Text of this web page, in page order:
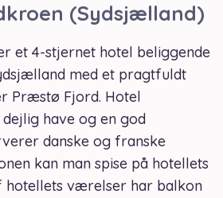
(Sydsjælland)
et 4-stjernet hotel beliggende
med et pragtfuldt
Præstø Fjord. Hotel
have og en god
danske og franske
kan man spise på hotellets
hotellets værelser har balkon